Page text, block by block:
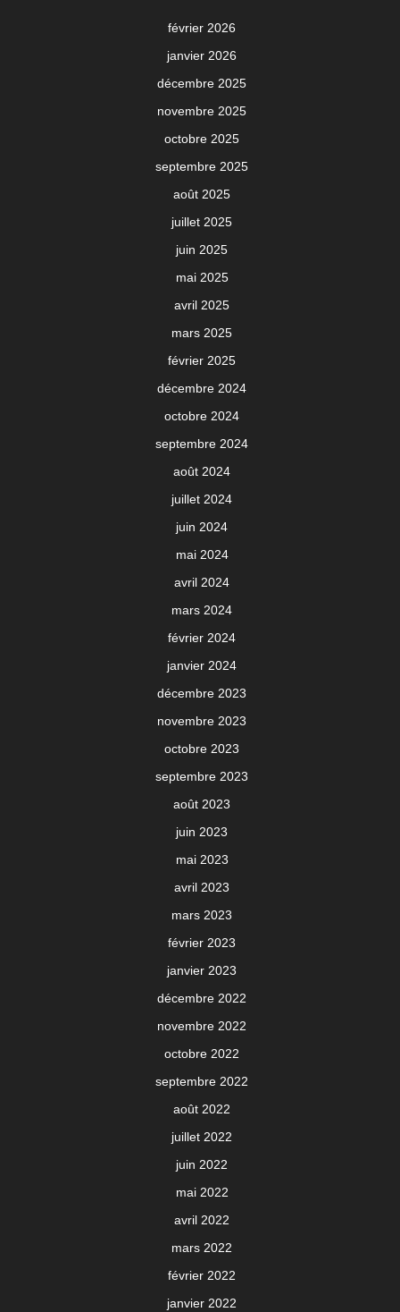
février 2026
janvier 2026
décembre 2025
novembre 2025
octobre 2025
septembre 2025
août 2025
juillet 2025
juin 2025
mai 2025
avril 2025
mars 2025
février 2025
décembre 2024
octobre 2024
septembre 2024
août 2024
juillet 2024
juin 2024
mai 2024
avril 2024
mars 2024
février 2024
janvier 2024
décembre 2023
novembre 2023
octobre 2023
septembre 2023
août 2023
juin 2023
mai 2023
avril 2023
mars 2023
février 2023
janvier 2023
décembre 2022
novembre 2022
octobre 2022
septembre 2022
août 2022
juillet 2022
juin 2022
mai 2022
avril 2022
mars 2022
février 2022
janvier 2022